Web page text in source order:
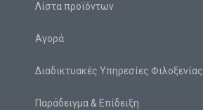
Λίστα προϊόντων
Αγορά
Διαδικτυακές Υπηρεσίες Φιλοξενίας
Παράδειγμα & Επίδειξη